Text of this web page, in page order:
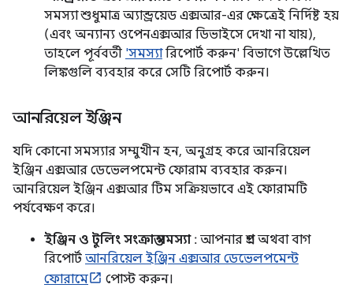
সমস্যা শুধুমাত্র অ্যান্ড্রয়েড এক্সআর-এর ক্ষেত্রেই নির্দিষ্ট হয়
(এবং অন্যান্য ওপেনএক্সআর ডিভাইসে দেখা না যায়),
তাহলে পূর্ববর্তী 'সমস্যারিপোর্ট করুন' বিভাগে উল্লেখিত
লিঙ্কগুলি ব্যবহার করে সেটি রিপোর্ট করুন।
আনরিয়েল ইঞ্জিন
যদি কোনো সমস্যার সম্মুখীন হন, অনুগ্রহ করে আনরিয়েল
ইঞ্জিন এক্সআর ডেভেলপমেন্ট ফোরাম ব্যবহার করুন।
আনরিয়েল ইঞ্জিন এক্সআর টিম সক্রিয়ভাবে এই ফোরামটি
পর্যবেক্ষণ করে।
ইঞ্জিন ও টুলিং সংক্রান্ত সমস্যা: আপনার প্রশ্ন অথবা বাগ
রিপোর্ট আনরিয়েল ইঞ্জিন এক্সআর ডেভেলপমেন্ট
ফোরামে
পোস্ট করুন।